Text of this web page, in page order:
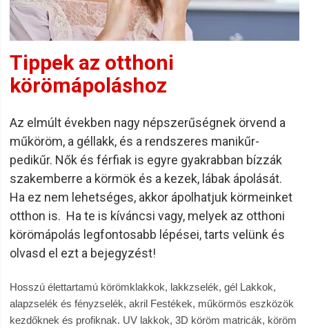
Tippek az otthoni
körömápoláshoz
Az elmúlt években nagy népszerűségnek örvend a
műköröm, a géllakk, és a rendszeres manikűr-
pedikűr. Nők és férfiak is egyre gyakrabban bízzák
szakemberre a körmök és a kezek, lábak ápolását.
Ha ez nem lehetséges, akkor ápolhatjuk körmeinket
otthon is. Ha te is kíváncsi vagy, melyek az otthoni
körömápolás legfontosabb lépései, tarts velünk és
olvasd el ezt a bejegyzést!
Hosszú élettartamú körömklakkok, lakkzselék, gél Lakkok,
alapzselék és fényzselék, akril Festékek, műkörmös eszközök
kezdőknek és profiknak. UV lakkok, 3D köröm matricák, köröm